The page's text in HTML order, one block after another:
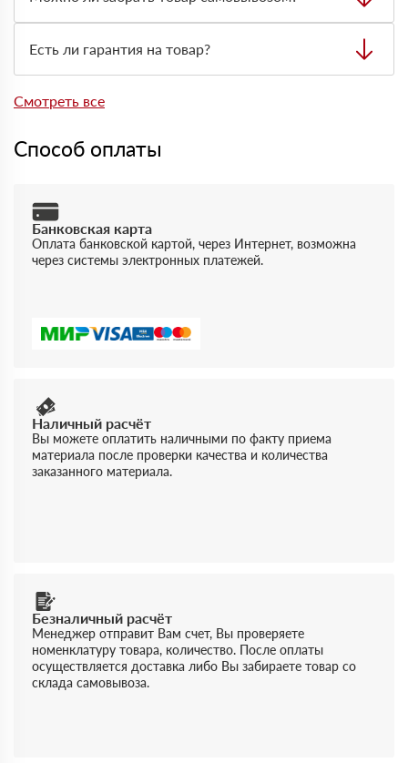
типа материала и нужной техники для разгрузки.
только по предварительно оформленной заявке через
менеджера.
Есть ли гарантия на товар?
отгрузке можно получить документы, подтверждающие
Смотреть все
Способ оплаты
Банковская карта
Оплата банковской картой, через Интернет, возможна
через системы электронных платежей.
Наличный расчёт
Вы можете оплатить наличными по факту приема
материала после проверки качества и количества
заказанного материала.
Безналичный расчёт
Менеджер отправит Вам счет, Вы проверяете
номенклатуру товара, количество. После оплаты
осуществляется доставка либо Вы забираете товар со
склада самовывоза.